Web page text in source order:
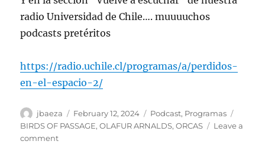
radio Universidad de Chile…. muuuuchos
podcasts pretéritos
https://radio.uchile.cl/programas/a/perdidos-
en-el-espacio-2/
Author
jbaeza
Posted
on
February 12, 2024 Categories
Podcast, Programas
BIRDS OF PASSAGE,OLAFUR ARNALDS,ORCAS
Leave a
commenton